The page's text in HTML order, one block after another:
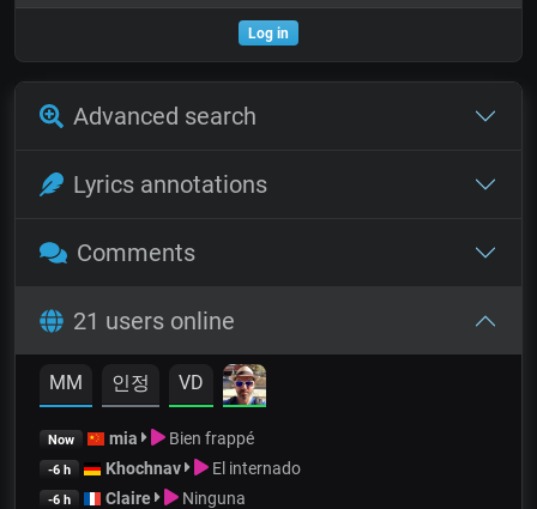
Log in
Advanced search
Lyrics annotations
Comments
21 users online
MM 인정 VD
Now mia Bien frappé
-6 h Khochnav El internado
-6 h Claire Ninguna